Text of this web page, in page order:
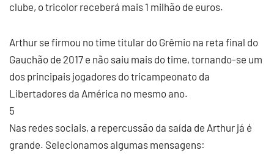
clube, o tricolor receberá mais 1 milhão de euros.
Arthur se firmou no time titular do Grêmio na reta final do
Gauchão de 2017 e não saiu mais do time, tornando-se um
dos principais jogadores do tricampeonato da
Libertadores da América no mesmo ano.
5
Nas redes sociais, a repercussão da saída de Arthur já é
grande. Selecionamos algumas mensagens: